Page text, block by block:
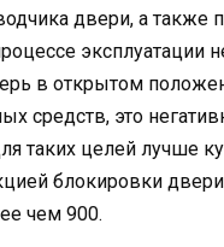
двери, а также
эксплуатации
в открытом
средств, это
таких целей лучше
блокировки
чем 900.